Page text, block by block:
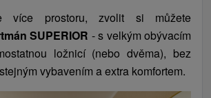
více prostoru, zvolit si můžete
SUPERIOR - s velkým obývacím
ložnicí (nebo dvěma), bez
vybavením a extra komfortem.